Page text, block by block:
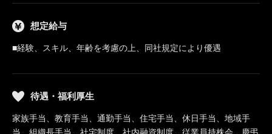
想定給与
■経験、スキル、年齢を考慮の上、同社規定により優遇
待遇・福利厚生
家族手当、教育手当、通勤手当、住宅手当、休日手当、地域手